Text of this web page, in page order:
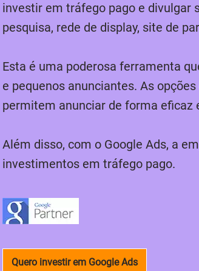
investir em tráfego pago e divulgar
pesquisa, rede de display, site de
Esta é uma poderosa ferramenta
e pequenos anunciantes. As
permitem anunciar de forma eficaz
Além disso, com o Google Ads, a
investimentos em tráfego pago.
Quero investir em Google Ads